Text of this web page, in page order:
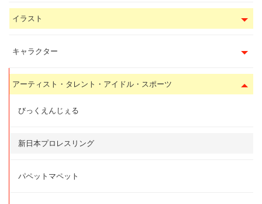
イラスト
キャラクター
アーティスト・タレント・アイドル・スポーツ
びっくえんじぇる
新日本プロレスリング
パペットマペット